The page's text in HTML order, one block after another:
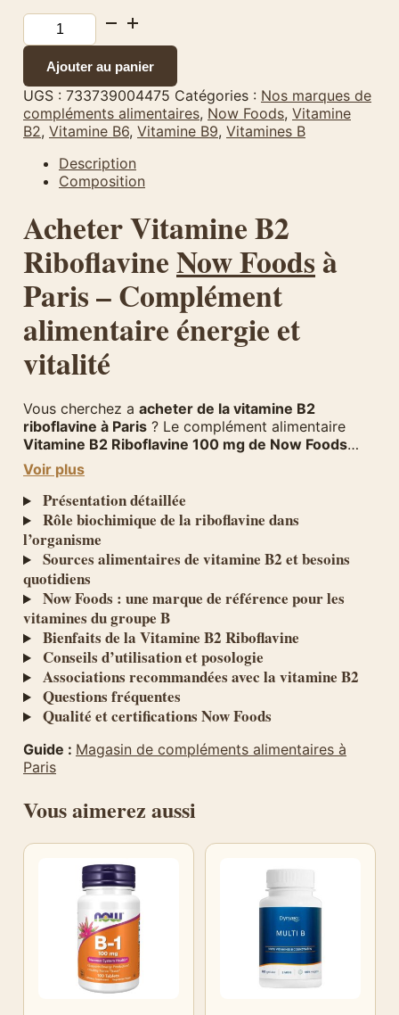
quantité
de
Riboflavine
Now
Foods
100
gélules
Ajouter au panier
UGS : 733739004475 Catégories : Nos marques de
compléments alimentaires, Now Foods, Vitamine
B2, Vitamine B6, Vitamine B9, Vitamines B
Description
Composition
Acheter Vitamine B2
RiboflavineNow Foodsà
Paris – Complément
alimentaire énergie et
vitalité
Vous cherchez a acheter de la vitamine B2
riboflavine à Paris ? Le complément alimentaire
Vitamine B2 Riboflavine 100 mg de Now Foods
fournit un apport optimal en cette vitamine
hydrosoluble essentielle au bon fonctionnement de
l’organisme. Disponible chez
magasin de compléments alimentaires dans le
arrondissement de Paris
besoins des personnes souhaitant soutenir leur
métabolisme énergétique et leur vitalité au
quotidien.
Voir plus
Présentation détaillée
Rôle biochimique de la riboflavine dans
l’organisme
Sources alimentaires de vitamine B2 et besoins
quotidiens
Now Foods : une marque de référence pour les
vitamines du groupe B
Bienfaits de la Vitamine B2 Riboflavine
Conseils d’utilisation et posologie
Associations recommandées avec la vitamine B2
Questions fréquentes
Qualité et certifications Now Foods
Guide : Magasin de compléments alimentaires à
Paris
Vous aimerez aussi